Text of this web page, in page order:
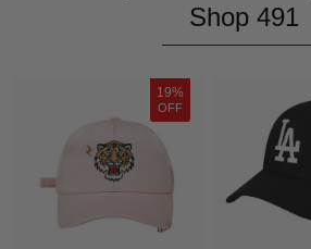
Shop 491
19%
OFF